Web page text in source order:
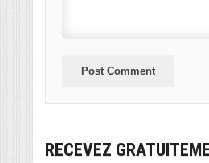
RECEVEZ